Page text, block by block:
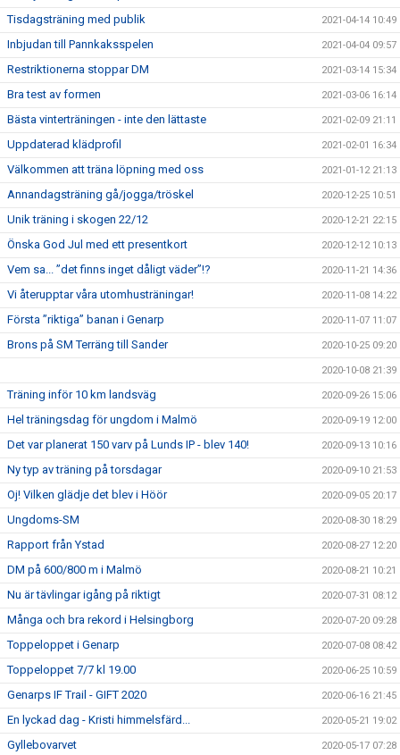
Tisdagsträning med publik 2021-04-14 10:49
Inbjudan till Pannkaksspelen 2021-04-04 09:57
Restriktionerna stoppar DM 2021-03-14 15:34
Bra test av formen 2021-03-06 16:14
Bästa vinterträningen - inte den lättaste 2021-02-09 21:11
Uppdaterad klädprofil 2021-02-01 16:34
Välkommen att träna löpning med oss 2021-01-12 21:13
Annandagsträning gå/jogga/tröskel 2020-12-25 10:51
Unik träning i skogen 22/12 2020-12-21 22:15
Önska God Jul med ett presentkort 2020-12-12 10:13
Vem sa... ”det finns inget dåligt väder”!? 2020-11-21 14:36
Vi återupptar våra utomhusträningar! 2020-11-08 14:22
Första ”riktiga” banan i Genarp 2020-11-07 11:07
Brons på SM Terräng till Sander 2020-10-25 09:20
2020-10-08 21:39
Träning inför 10 km landsväg 2020-09-26 15:06
Hel träningsdag för ungdom i Malmö 2020-09-19 12:00
Det var planerat 150 varv på Lunds IP - blev 140! 2020-09-13 10:16
Ny typ av träning på torsdagar 2020-09-10 21:53
Oj! Vilken glädje det blev i Höör 2020-09-05 20:17
Ungdoms-SM 2020-08-30 18:29
Rapport från Ystad 2020-08-27 12:20
DM på 600/800 m i Malmö 2020-08-21 10:21
Nu är tävlingar igång på riktigt 2020-07-31 08:12
Många och bra rekord i Helsingborg 2020-07-20 09:28
Toppeloppet i Genarp 2020-07-08 08:42
Toppeloppet 7/7 kl 19.00 2020-06-25 10:59
Genarps IF Trail - GIFT 2020 2020-06-16 21:45
En lyckad dag - Kristi himmelsfärd... 2020-05-21 19:02
Gyllebovarvet 2020-05-17 07:28